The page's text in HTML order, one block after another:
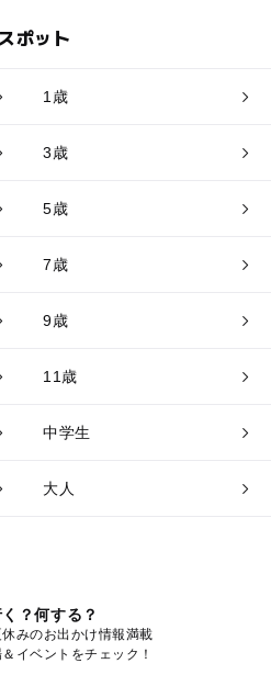
ポット
1歳
3歳
5歳
7歳
9歳
11歳
中学生
大人
？何する？
みのお出かけ情報満載
イベントをチェック！